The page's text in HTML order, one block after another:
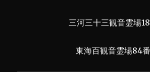
三河三十三観音霊場
東海百観音霊場84番